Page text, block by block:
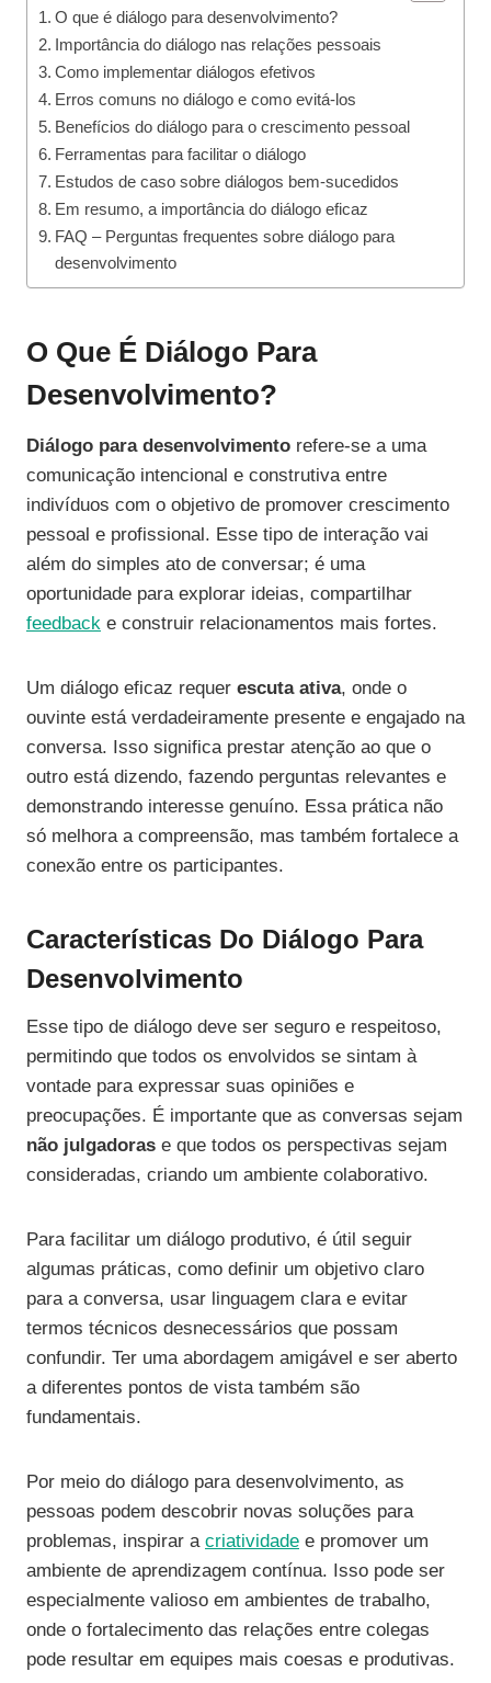
O que é diálogo para desenvolvimento?
Importância do diálogo nas relações pessoais
Como implementar diálogos efetivos
Erros comuns no diálogo e como evitá-los
Benefícios do diálogo para o crescimento pessoal
Ferramentas para facilitar o diálogo
Estudos de caso sobre diálogos bem-sucedidos
Em resumo, a importância do diálogo eficaz
FAQ – Perguntas frequentes sobre diálogo para
desenvolvimento
O Que É Diálogo Para
Desenvolvimento?
Diálogo para desenvolvimento refere-se a uma
comunicação intencional e construtiva entre
indivíduos com o objetivo de promover crescimento
pessoal e profissional. Esse tipo de interação vai
além do simples ato de conversar; é uma
oportunidade para explorar ideias, compartilhar
feedback e construir relacionamentos mais fortes.
Um diálogo eficaz requer escuta ativa, onde o
ouvinte está verdadeiramente presente e engajado na
conversa. Isso significa prestar atenção ao que o
outro está dizendo, fazendo perguntas relevantes e
demonstrando interesse genuíno. Essa prática não
só melhora a compreensão, mas também fortalece a
conexão entre os participantes.
Características Do Diálogo Para
Desenvolvimento
Esse tipo de diálogo deve ser seguro e respeitoso,
permitindo que todos os envolvidos se sintam à
vontade para expressar suas opiniões e
preocupações. É importante que as conversas sejam
não julgadoras e que todos os perspectivas sejam
consideradas, criando um ambiente colaborativo.
Para facilitar um diálogo produtivo, é útil seguir
algumas práticas, como definir um objetivo claro
para a conversa, usar linguagem clara e evitar
termos técnicos desnecessários que possam
confundir. Ter uma abordagem amigável e ser aberto
a diferentes pontos de vista também são
fundamentais.
Por meio do diálogo para desenvolvimento, as
pessoas podem descobrir novas soluções para
problemas, inspirar a criatividade e promover um
ambiente de aprendizagem contínua. Isso pode ser
especialmente valioso em ambientes de trabalho,
onde o fortalecimento das relações entre colegas
pode resultar em equipes mais coesas e produtivas.